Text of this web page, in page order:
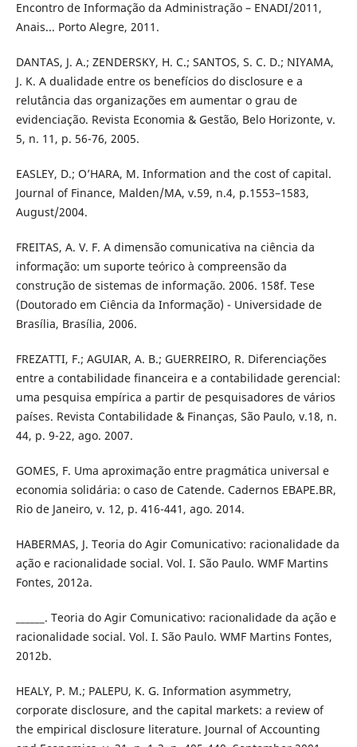
Encontro de Informação da Administração – ENADI/2011,
Anais... Porto Alegre, 2011.
DANTAS, J. A.; ZENDERSKY, H. C.; SANTOS, S. C. D.; NIYAMA,
J. K. A dualidade entre os benefícios do disclosure e a
relutância das organizações em aumentar o grau de
evidenciação. Revista Economia & Gestão, Belo Horizonte, v.
5, n. 11, p. 56-76, 2005.
EASLEY, D.; O’HARA, M. Information and the cost of capital.
Journal of Finance, Malden/MA, v.59, n.4, p.1553–1583,
August/2004.
FREITAS, A. V. F. A dimensão comunicativa na ciência da
informação: um suporte teórico à compreensão da
construção de sistemas de informação. 2006. 158f. Tese
(Doutorado em Ciência da Informação) - Universidade de
Brasília, Brasília, 2006.
FREZATTI, F.; AGUIAR, A. B.; GUERREIRO, R. Diferenciações
entre a contabilidade financeira e a contabilidade gerencial:
uma pesquisa empírica a partir de pesquisadores de vários
países. Revista Contabilidade & Finanças, São Paulo, v.18, n.
44, p. 9-22, ago. 2007.
GOMES, F. Uma aproximação entre pragmática universal e
economia solidária: o caso de Catende. Cadernos EBAPE.BR,
Rio de Janeiro, v. 12, p. 416-441, ago. 2014.
HABERMAS, J. Teoria do Agir Comunicativo: racionalidade da
ação e racionalidade social. Vol. I. São Paulo. WMF Martins
Fontes, 2012a.
______. Teoria do Agir Comunicativo: racionalidade da ação e
racionalidade social. Vol. I. São Paulo. WMF Martins Fontes,
2012b.
HEALY, P. M.; PALEPU, K. G. Information asymmetry,
corporate disclosure, and the capital markets: a review of
the empirical disclosure literature. Journal of Accounting